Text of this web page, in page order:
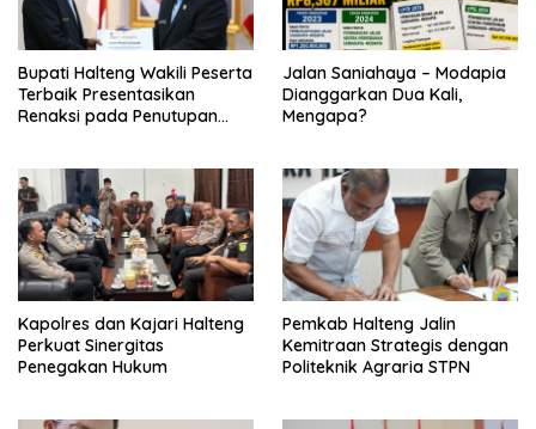
Bupati Halteng Wakili Peserta
Terbaik Presentasikan
Renaksi pada Penutupan
Jalan Saniahaya – Modapia
Dianggarkan Dua Kali,
Mengapa?
Kapolres dan Kajari Halteng
Perkuat Sinergitas
Penegakan Hukum
Pemkab Halteng Jalin
Kemitraan Strategis dengan
Politeknik Agraria STPN